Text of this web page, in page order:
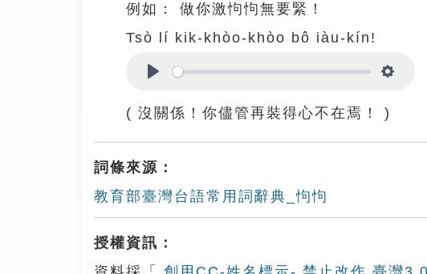
例如：
做你激怐怐無要緊！
Tsò lí kik-khòo-khòo bô iàu-kín!
( 沒關係！你儘管再裝得心不在焉！ )
詞條來源：
教育部臺灣台語常用詞辭典_怐怐
授權資訊：